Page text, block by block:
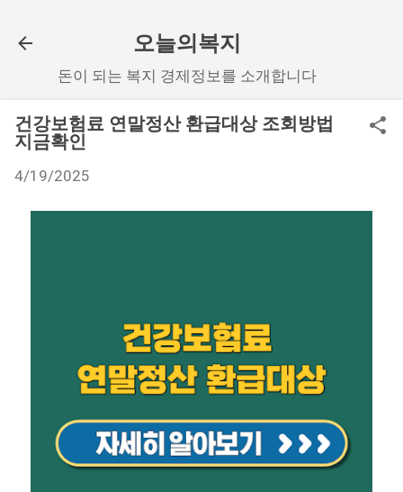
오늘의복지
돈이 되는 복지 경제정보를 소개합니다
건강보험료 연말정산 환급대상 조회방법
지금확인
4/19/2025